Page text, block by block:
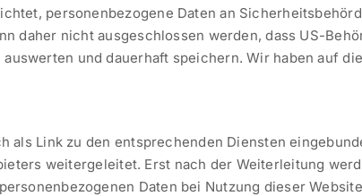
personenbezogene Daten an
daher nicht ausgeschlossen werden, dass US-
und dauerhaft speichern. Wir haben auf
als Link zu den entsprechenden Diensten
weitergeleitet. Erst nach der Weiterleitung
Daten bei Nutzung dieser